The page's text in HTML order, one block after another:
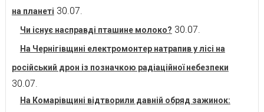
на планеті 30.07.
Чи існує насправді пташине молоко? 30.07.
На Чернігівщині електромонтер натрапив у лісі на
російський дрон із позначкою радіаційної небезпеки
30.07.
На Комарівщині відтворили давній обряд зажинок: